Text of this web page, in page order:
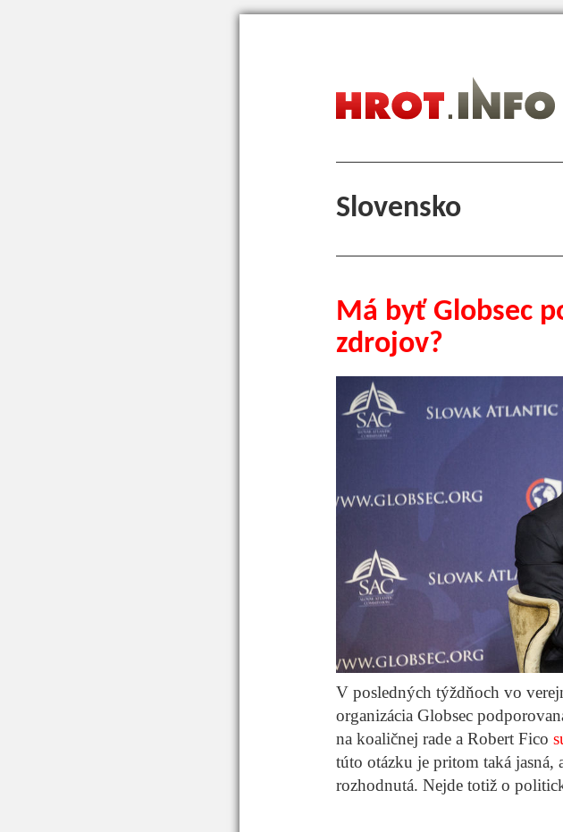
Slovensko
Má byť Globsec
zdrojov?
V posledných týždňoch vo
organizácia Globsec
na koaličnej rade a Robert Fico
túto otázku je pritom taká jasná,
rozhodnutá. Nejde totiž o